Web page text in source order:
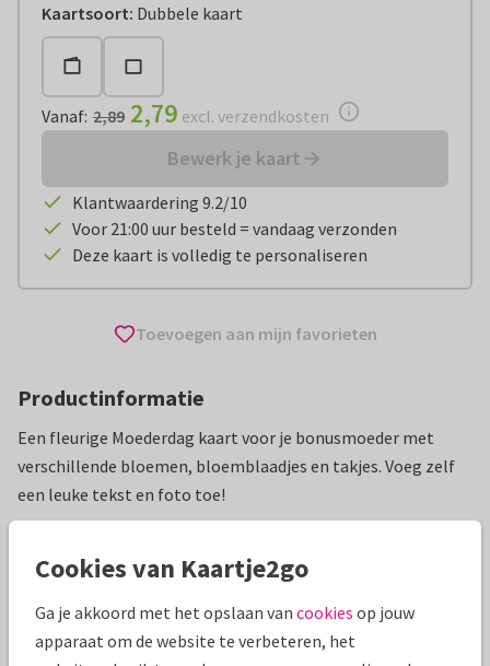
Kaartsoort: Dubbele kaart
Vanaf:€ 2,79 excl. verzendkosten
Vanaf: 2,89 2,79 excl. verzendkosten
Bewerk je kaart
Klantwaardering 9.2/10
Voor 21:00 uur besteld = vandaag verzonden
Deze kaart is volledig te personaliseren
Toevoegen aan mijn favorieten
Productinformatie
Een fleurige Moederdag kaart voor je bonusmoeder met
verschillende bloemen, bloemblaadjes en takjes. Voeg zelf
een leuke tekst en foto toe!
Moederdag kaarten AnoukS Plusmoeder
Cookies van Kaartje2go
Ga je akkoord met het opslaan van cookies op jouw
apparaat om de website te verbeteren, het